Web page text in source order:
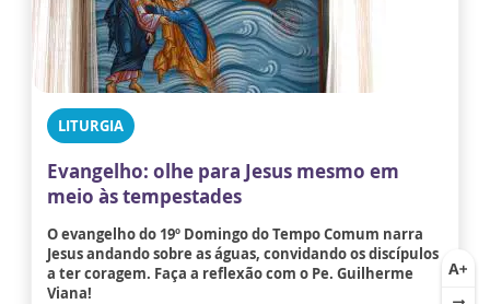
LITURGIA
Evangelho: olhe para Jesus mesmo em
meio às tempestades
O evangelho do 19º Domingo do Tempo Comum narra
Jesus andando sobre as águas, convidando os discípulos
a ter coragem. Faça a reflexão com o Pe. Guilherme
Viana!